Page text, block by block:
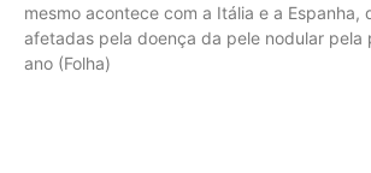
mesmo acontece com a Itália e a Espanha,
afetadas pela doença da pele nodular pela
ano (Folha)